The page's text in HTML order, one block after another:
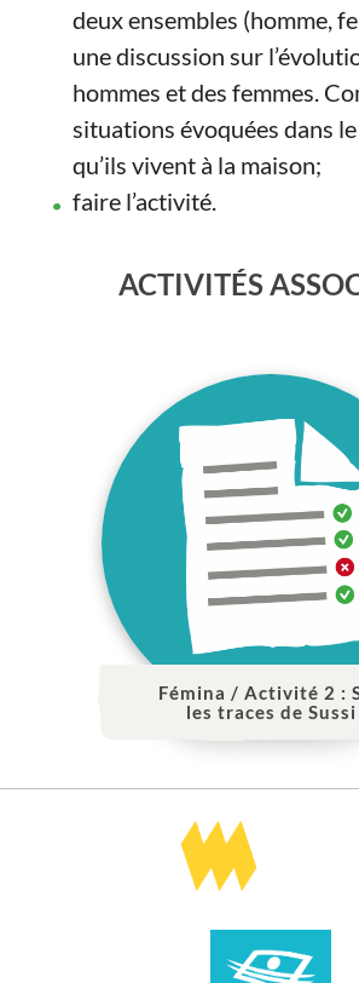
deux ensembles (homme,
une discussion sur
hommes et des femmes.
situations évoquées dans
qu’ils vivent à la maison;
faire l’activité.
ACTIVITÉS
Fémina / Activité 2 :
les traces de Sussi